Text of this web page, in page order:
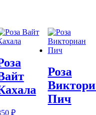
₽
Розa
Пич